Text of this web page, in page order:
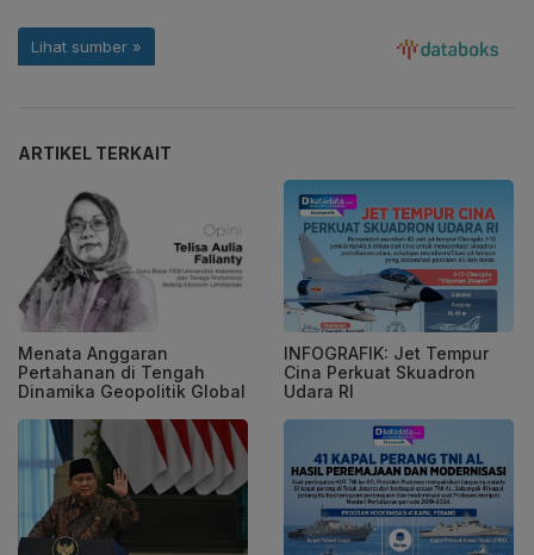
ARTIKEL TERKAIT
Menata Anggaran
Pertahanan di Tengah
Dinamika Geopolitik Global
INFOGRAFIK: Jet Tempur
Cina Perkuat Skuadron
Udara RI